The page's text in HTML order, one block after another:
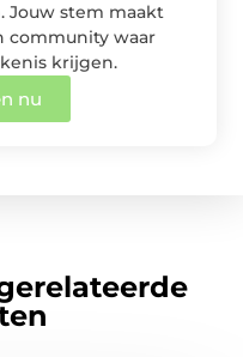
Jouw stem maakt
community waar
krijgen.
nu